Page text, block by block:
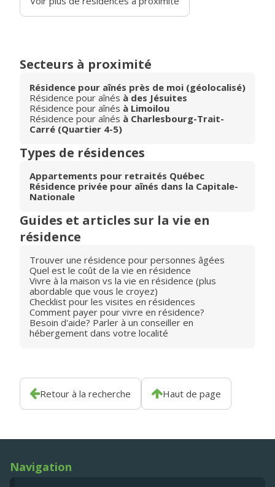
Secteurs à proximité
Résidence pour aînés près de moi (géolocalisé)
Résidence pour aînés à des Jésuites
Résidence pour aînés à Limoilou
Résidence pour aînés à Charlesbourg-Trait-
Carré (Quartier 4-5)
Types de résidences
Appartements pour retraités Québec
Résidence privée pour aînés dans la Capitale-
Nationale
Guides et articles sur la vie en
résidence
Trouver une résidence pour personnes âgées
Quel est le coût de la vie en résidence
Vivre à la maison vs la vie en résidence (plus
abordable que vous le croyez)
Checklist pour les visites en résidences
Comment payer pour vivre en résidence?
Besoin d'aide? Parler à un conseiller en
hébergement dans votre localité
Retour à la recherche Haut de page
Navigation